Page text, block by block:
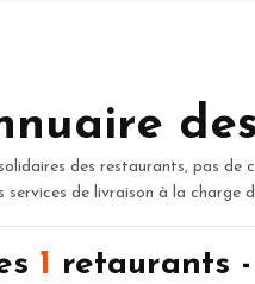
des restaurants, pas de
services de livraison à la charge
1 retaurants